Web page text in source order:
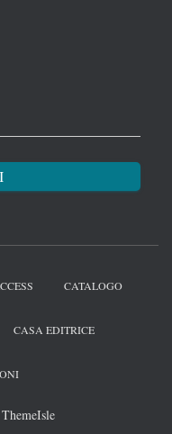
CATALOGO
CASA EDITRICE
ThemeIsle